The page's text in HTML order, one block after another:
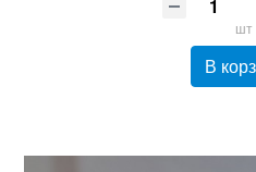
шт
В